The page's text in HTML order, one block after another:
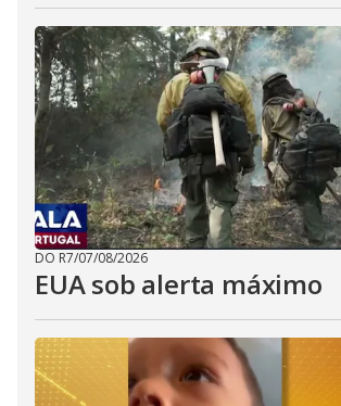
DO R7/07/08/2026
EUA sob alerta máximo